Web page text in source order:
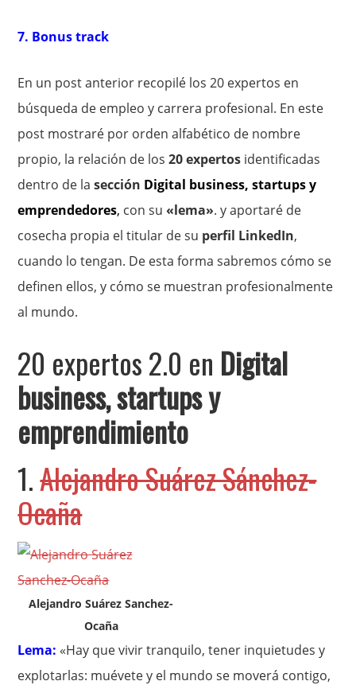
7. Bonus track
En un post anterior recopilé los 20 expertos en
búsqueda de empleo y carrera profesional. En este
post mostraré por orden alfabético de nombre
propio, la relación de los20 expertos identificadas
dentro de lasección Digital business, startups y
emprendedores, con su«lema». y aportaré de
cosecha propia el titular de su perfil LinkedIn,
cuando lo tengan. De esta forma sabremos cómo se
definen ellos, y cómo se muestran profesionalmente
al mundo.
20 expertos 2.0 en Digital
business, startups y
emprendimiento
1.Alejandro Suárez Sánchez-
Ocaña
Alejandro Suárez Sanchez-
Ocaña
Lema: «Hay que vivir tranquilo, tener inquietudes y
explotarlas: muévete y el mundo se moverá contigo,